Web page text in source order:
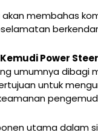
akan membahas
Power
umumnya dibagi
untuk
utama dalam